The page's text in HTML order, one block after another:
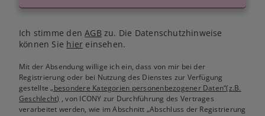
Ich stimme denAGB zu. Die Datenschutzhinweise
können Sie hier einsehen.
Mit der Absendung willige ich ein, dass von mir bei der
Registrierung oder bei Nutzung des Dienstes zur Verfügung
gestellte„besondere Kategorien personenbezogener Daten“(z.B.
Geschlecht) , von ICONY zur Durchführung des Vertrages
verarbeitet werden, wie im Abschnitt „Abschluss der Registrierung